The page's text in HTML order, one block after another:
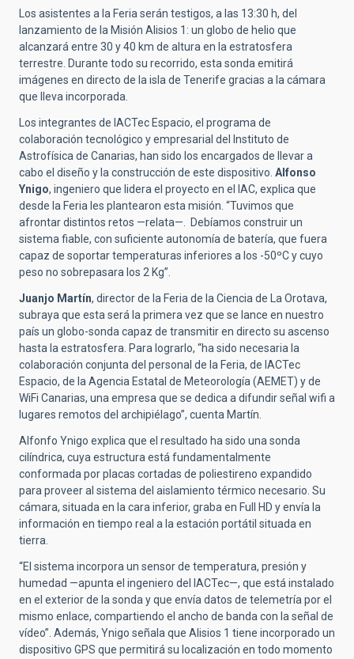
Los asistentes a la Feria serán testigos, a las 13:30 h, del
lanzamiento de la Misión Alisios 1: un globo de helio que
alcanzará entre 30 y 40 km de altura en la estratosfera
terrestre. Durante todo su recorrido, esta sonda emitirá
imágenes en directo de la isla de Tenerife gracias a la cámara
que lleva incorporada.
Los integrantes de IACTec Espacio, el programa de
colaboración tecnológico y empresarial del Instituto de
Astrofísica de Canarias, han sido los encargados de llevar a
cabo el diseño y la construcción de este dispositivo. Alfonso
Ynigo, ingeniero que lidera el proyecto en el IAC, explica que
desde la Feria les plantearon esta misión. “Tuvimos que
afrontar distintos retos —relata—. Debíamos construir un
sistema fiable, con suficiente autonomía de batería, que fuera
capaz de soportar temperaturas inferiores a los -50ºC y cuyo
peso no sobrepasara los 2 Kg”.
Juanjo Martín, director de la Feria de la Ciencia de La Orotava,
subraya que esta será la primera vez que se lance en nuestro
país un globo-sonda capaz de transmitir en directo su ascenso
hasta la estratosfera. Para lograrlo, “ha sido necesaria la
colaboración conjunta del personal de la Feria, de IACTec
Espacio, de la Agencia Estatal de Meteorología (AEMET) y de
WiFi Canarias, una empresa que se dedica a difundir señal wifi a
lugares remotos del archipiélago”, cuenta Martín.
Alfonfo Ynigo explica que el resultado ha sido una sonda
cilíndrica, cuya estructura está fundamentalmente
conformada por placas cortadas de poliestireno expandido
para proveer al sistema del aislamiento térmico necesario. Su
cámara, situada en la cara inferior, graba en Full HD y envía la
información en tiempo real a la estación portátil situada en
tierra.
“El sistema incorpora un sensor de temperatura, presión y
humedad —apunta el ingeniero del IACTec—, que está instalado
en el exterior de la sonda y que envía datos de telemetría por el
mismo enlace, compartiendo el ancho de banda con la señal de
vídeo”. Además, Ynigo señala que Alisios 1 tiene incorporado un
dispositivo GPS que permitirá su localización en todo momento